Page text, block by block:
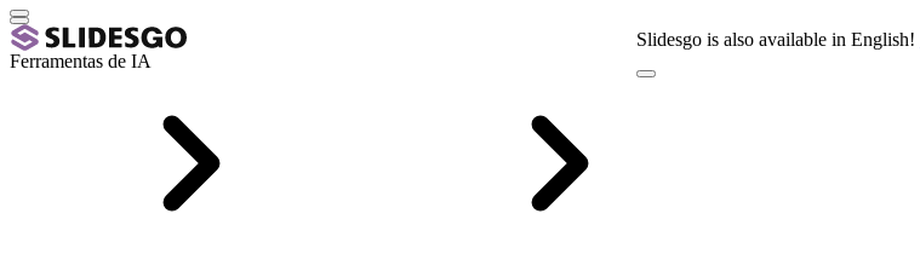
Slidesgo is also available in English!
Ferramentas de IA